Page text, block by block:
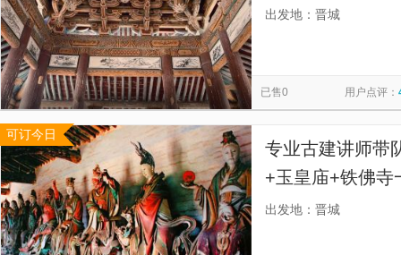
线，铁佛寺诸天
出发地：晋城
已售0 用户点评：
可订今日
专业古建讲师带
+玉皇庙+铁佛寺
藏宋、金、元不
出发地：晋城